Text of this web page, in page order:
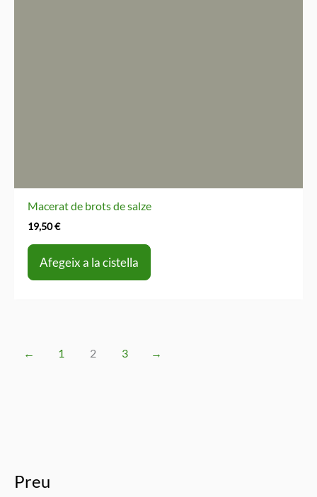
Preu
Macerat de brots de salze
19,50€
Afegeix a la cistella
← 1 2 3 →